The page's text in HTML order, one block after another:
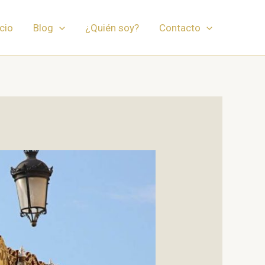
Blog ¿Quién soy? Contacto